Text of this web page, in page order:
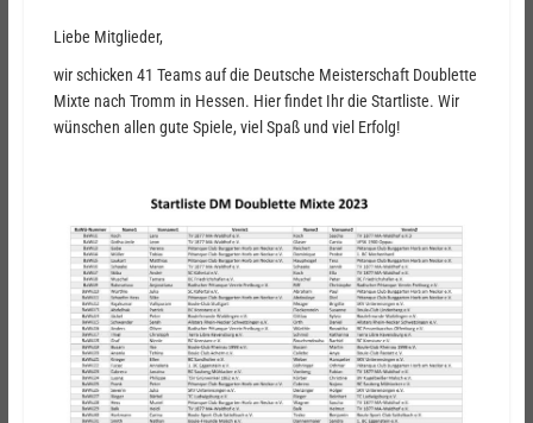
Liebe Mitglieder,
wir schicken 41 Teams auf die Deutsche Meisterschaft Doublette
Mixte nach Tromm in Hessen. Hier findet Ihr die Startliste. Wir
wünschen allen gute Spiele, viel Spaß und viel Erfolg!